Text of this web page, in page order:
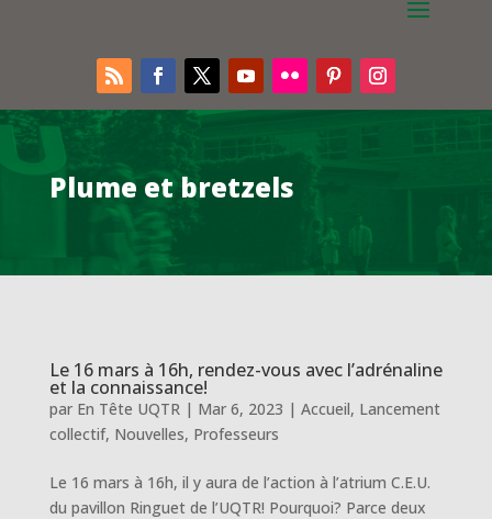
Plume et bretzels
Le 16 mars à 16h, rendez-vous avec l’adrénaline
et la connaissance!
par En Tête UQTR| Mar 6, 2023 | Accueil, Lancement
collectif, Nouvelles, Professeurs
Le 16 mars à 16h, il y aura de l’action à l’atrium C.E.U.
du pavillon Ringuet de l’UQTR! Pourquoi? Parce deux